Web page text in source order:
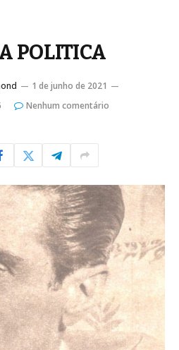
POLITICA
1 de junho de 2021
Nenhum comentário